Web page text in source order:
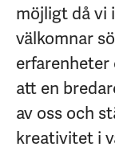
möjligt då vi
välkomnar
att en
av oss och
kreativitet i